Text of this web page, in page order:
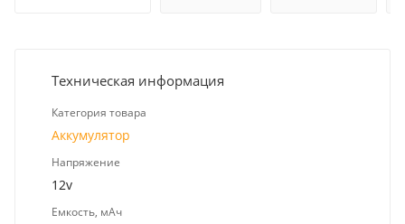
Техническая информация
Категория товара
Аккумулятор
Напряжение
12v
Емкость, мАч